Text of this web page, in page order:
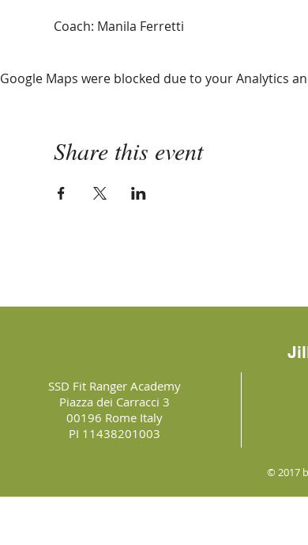
Coach: Manila Ferretti
Google Maps were blocked due to your Analytics
Share this event
SSD Fit Ranger Academy
Piazza dei Carracci 3
00196 Rome Italy
PI 11438201003
© 2017